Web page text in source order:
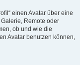
einen Avatar über eine
Remote oder
ob und wie die
Avatar benutzen können,